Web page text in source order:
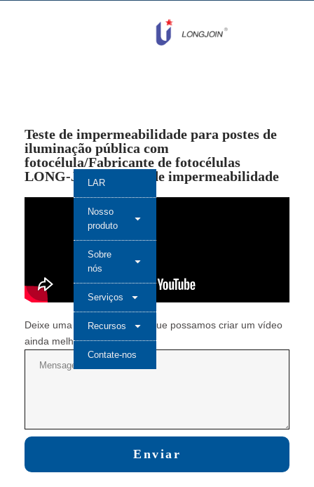
LAR
Nosso
produto
Sobre
nós
Serviços
Recursos
Contate-nos
Teste de impermeabilidade para postes de
iluminação pública com
fotocélula/Fabricante de fotocélulas
LONG-JOIN®/teste de impermeabilidade
Deixe uma mensagem para que possamos criar um vídeo
ainda melhor na próxima vez.
Enviar